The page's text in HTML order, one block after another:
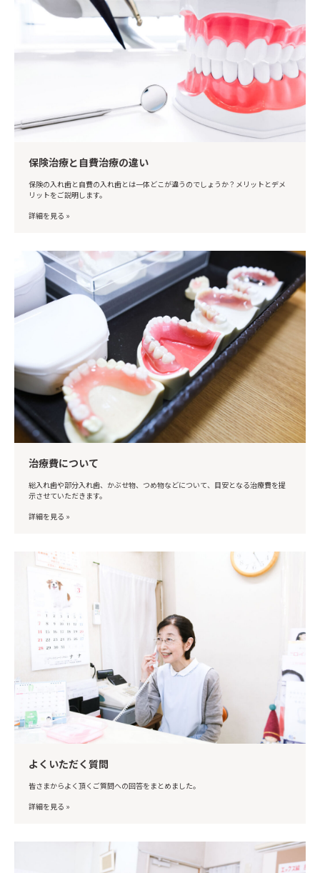
保険治療と自費治療の違い
保険の入れ歯と自費の入れ歯とは一体どこが違うのでしょうか？メリットとデメ
リットをご説明します。
詳細を見る »
治療費について
総入れ歯や部分入れ歯、かぶせ物、つめ物などについて、目安となる治療費を提
示させていただきます。
詳細を見る »
よくいただく質問
皆さまからよく頂くご質問への回答をまとめました。
詳細を見る »